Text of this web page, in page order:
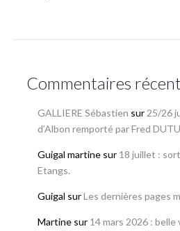
Commentaires
GALLIERE Sébastien sur25/26
d’Albon remporté par Fred
Guigal martinesur 18 juillet :
Etangs.
Guigal surLes dernières pages
Martinesur 14 mars 2026 :